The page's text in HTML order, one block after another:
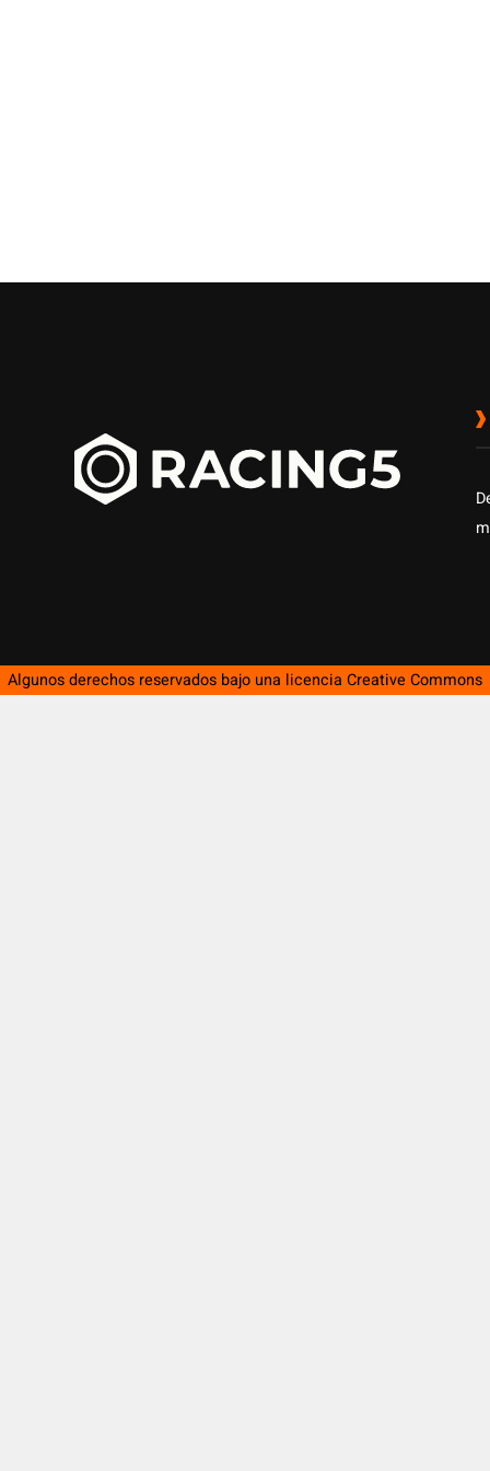
Algunos derechos reservados bajo una licencia Creative Commons